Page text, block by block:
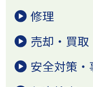
修理
売却・買取
安全対策・